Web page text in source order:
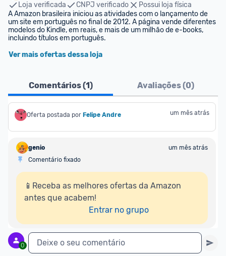
Loja verificada
CNPJ verificado
Possui loja física
A Amazon brasileira iniciou as atividades com o lançamento de
um site em português no final de 2012. A página vende diferentes
modelos do Kindle, em reais, e mais de um milhão de e-books,
incluindo títulos em português.
Ver mais ofertas dessa loja
Comentários (1) Avaliações (0)
Oferta postada por Felipe Andre um mês atrás
genio
um mês atrás
Comentário fixado
📱Receba as melhores ofertas da Amazon
antes que acabem!
Entrar no grupo
0 Deixe o seu comentário